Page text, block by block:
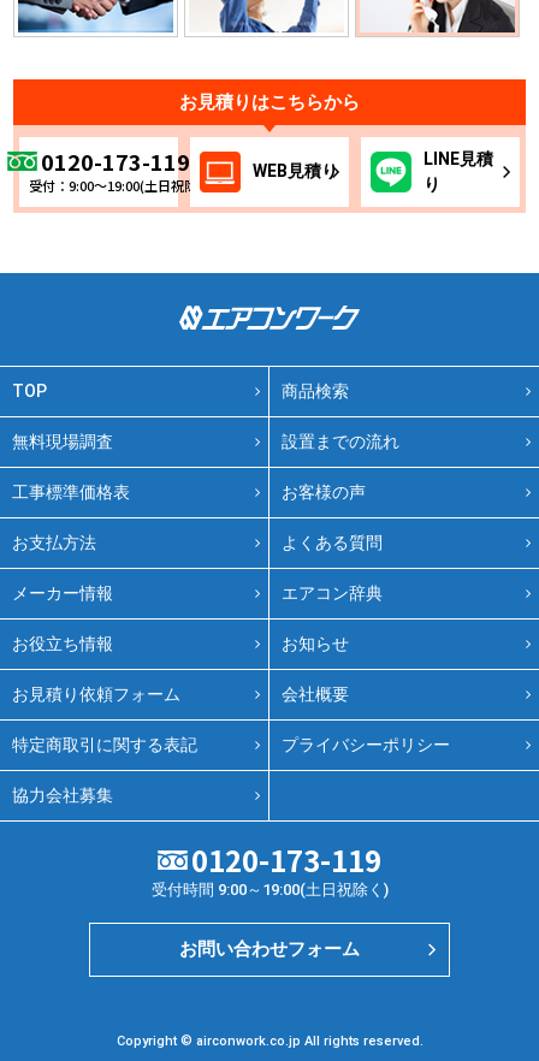
お見積りはこちらから
0120-173-119
受付：9:00～19:00(土日祝除く)
WEB見積り
LINE見積
り
TOP 商品検索
無料現場調査 設置までの流れ
工事標準価格表 お客様の声
お支払方法 よくある質問
メーカー情報 エアコン辞典
お役立ち情報 お知らせ
お見積り依頼フォーム 会社概要
特定商取引に関する表記 プライバシーポリシー
協力会社募集
0120-173-119
受付時間 9:00～19:00(土日祝除く)
お問い合わせフォーム
Copyright © airconwork.co.jp All rights reserved.